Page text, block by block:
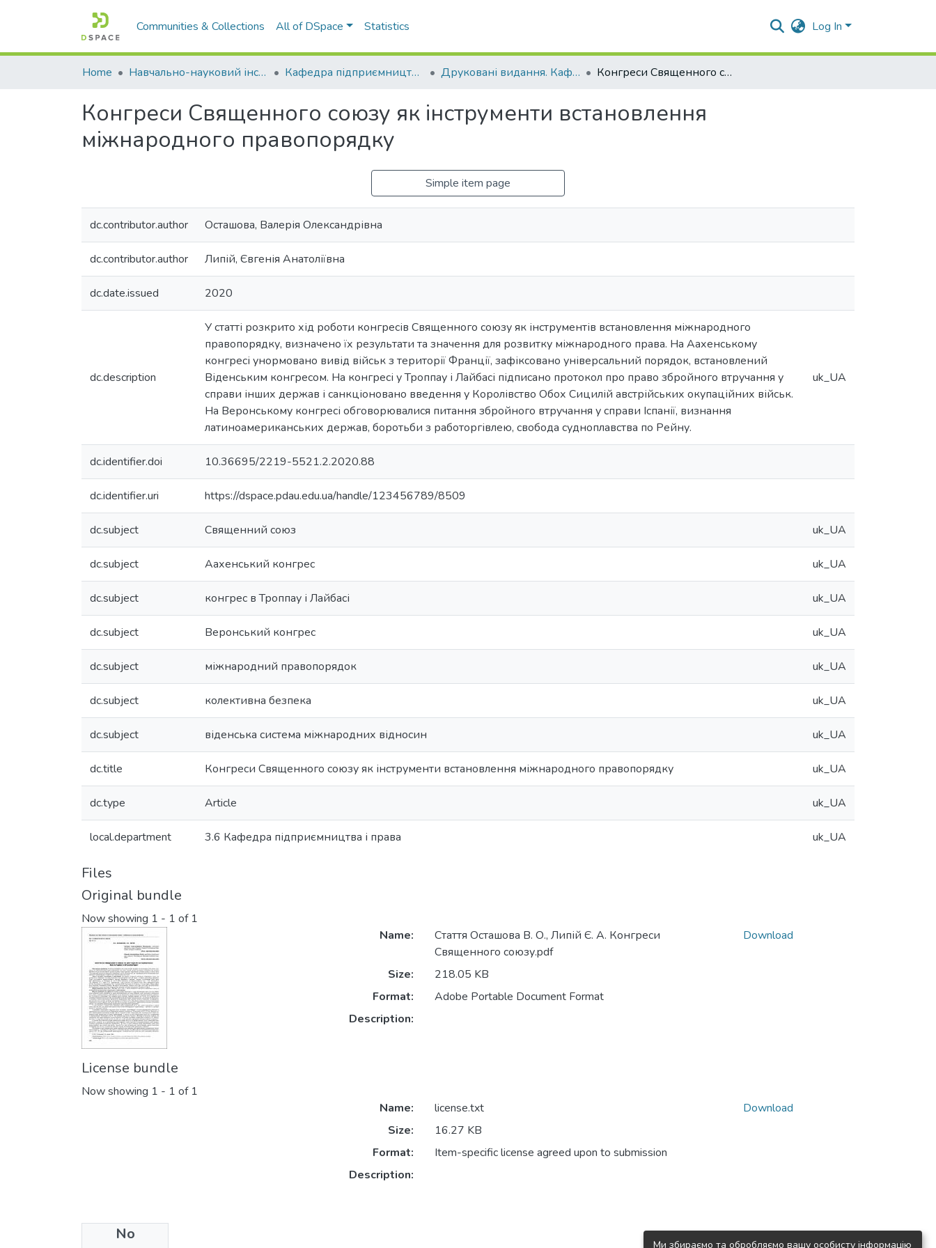
Communities & Collections All of DSpace Statistics Log In
Home Навчально-науковий інститут економіки, управління, права та інформаційних технологій Кафедра підприємництва і права Друковані видання. Кафедра підприємництва і права Конгреси Священного союзу як інструменти встановлення міжнародного правопорядку
Конгреси Священного союзу як інструменти встановлення
міжнародного правопорядку
Simple item page
dc.contributor.author Осташова, Валерія Олександрівна
dc.contributor.author Липій, Євгенія Анатоліївна
dc.date.issued 2020
dc.description
У статті розкрито хід роботи конгресів Священного союзу як інструментів встановлення міжнародного
правопорядку, визначено їх результати та значення для розвитку міжнародного права. На Аахенському
конгресі унормовано вивід військ з території Франції, зафіксовано універсальний порядок, встановлений
Віденським конгресом. На конгресі у Троппау і Лайбасі підписано протокол про право збройного втручання у
справи інших держав і санкціоновано введення у Королівство Обох Сицилій австрійських окупаційних військ.
На Веронському конгресі обговорювалися питання збройного втручання у справи Іспанії, визнання
латиноамериканських держав, боротьби з работоргівлею, свобода судноплавства по Рейну.
uk_UA
dc.identifier.doi 10.36695/2219-5521.2.2020.88
dc.identifier.uri https://dspace.pdau.edu.ua/handle/123456789/8509
dc.subject Священний союз uk_UA
dc.subject Аахенський конгрес uk_UA
dc.subject конгрес в Троппау і Лайбасі uk_UA
dc.subject Веронський конгрес uk_UA
dc.subject міжнародний правопорядок uk_UA
dc.subject колективна безпека uk_UA
dc.subject віденська система міжнародних відносин uk_UA
dc.title Конгреси Священного союзу як інструменти встановлення міжнародного правопорядку uk_UA
dc.type Article uk_UA
local.department 3.6 Кафедра підприємництва і права uk_UA
Files
Original bundle
Now showing 1 - 1 of 1
Name:
Стаття Осташова В. О., Липій Є. А. Конгреси
Священного союзу.pdf
Size:
218.05 KB
Format:
Adobe Portable Document Format
Description:
Download
License bundle
Now showing 1 - 1 of 1
No
Name:
license.txt
Size:
16.27 KB
Format:
Item-specific license agreed upon to submission
Description:
Download
Collections Ми збираємо та обробляємо вашу особисту інформацію